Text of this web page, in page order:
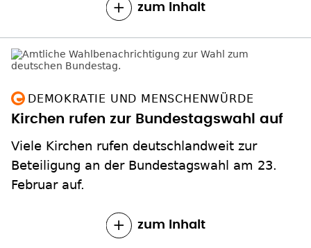
zum Inhalt
DEMOKRATIE UND MENSCHENWÜRDE
Viele Kirchen rufen deutschlandweit zur
Beteiligung an der Bundestagswahl am 23.
Februar auf.